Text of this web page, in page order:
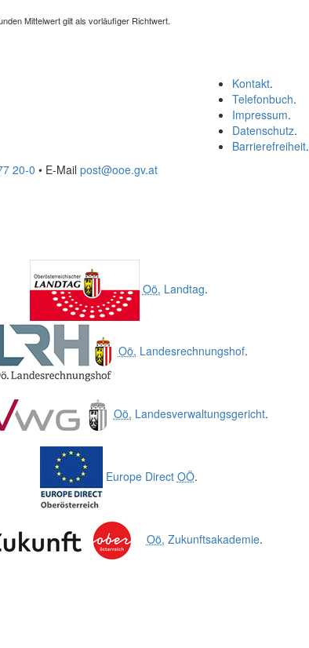
Mittelwert gilt als vorläufiger Richtwert.
Kontakt.
Telefonbuch.
Impressum.
Datenschutz.
Barrierefreiheit.
20-0 • E-Mail post@ooe.gv.at
Oö. Landtag.
Oö. Landesrechnungshof.
Oö. Landesverwaltungsgericht.
Europe Direct OÖ.
Oö. Zukunftsakademie.